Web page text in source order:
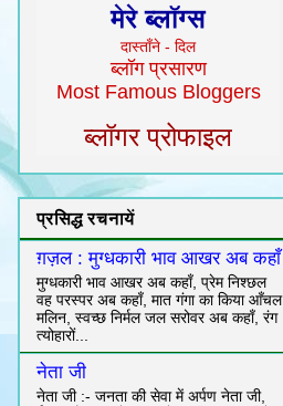
मेरे ब्लॉग्स
दास्ताँने - दिल
ब्लॉग प्रसारण
Most Famous Bloggers
ब्लॉगर प्रोफाइल
प्रसिद्ध रचनायें
ग़ज़ल : मुग्धकारी भाव आखर अब कहाँ
मुग्धकारी भाव आखर अब कहाँ, प्रेम निश्छल
वह परस्पर अब कहाँ, मात गंगा का किया आँचल
मलिन, स्वच्छ निर्मल जल सरोवर अब कहाँ, रंग
त्योहारों...
नेता जी
नेता जी :- जनता की सेवा में अर्पण नेता जी,